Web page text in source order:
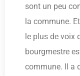
sont un peu
la commune.
le plus de voix
bourgmestre
commune. Il a